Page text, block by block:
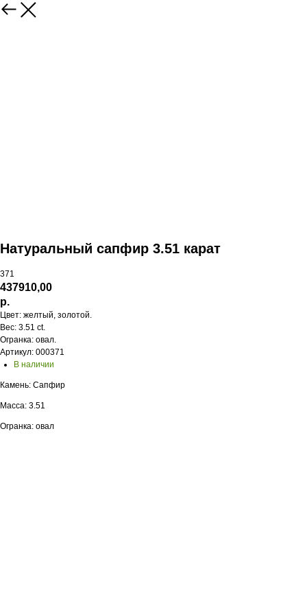
Натуральный сапфир 3.51 карат
371
437910,00
р.
Цвет: желтый, золотой.
Вес: 3.51 ct.
Огранка: овал.
Артикул: 000371
В наличии
Камень: Сапфир
Масса: 3.51
Огранка: овал